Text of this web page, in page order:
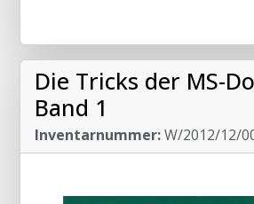
Die Tricks der MS-
Band 1
Inventarnummer:W/2012/12/